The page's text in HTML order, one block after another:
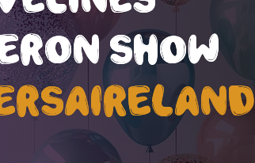
Show
Show